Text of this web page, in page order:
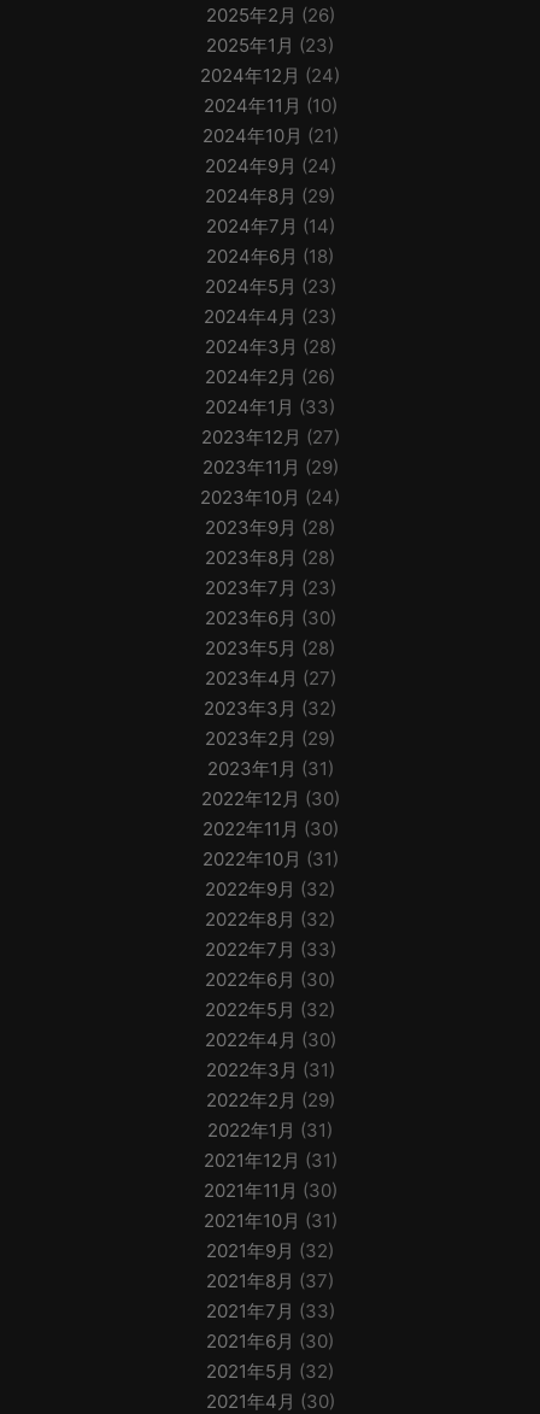
2025年2月 (26)
2025年1月 (23)
2024年12月 (24)
2024年11月 (10)
2024年10月 (21)
2024年9月 (24)
2024年8月 (29)
2024年7月 (14)
2024年6月 (18)
2024年5月 (23)
2024年4月 (23)
2024年3月 (28)
2024年2月 (26)
2024年1月 (33)
2023年12月 (27)
2023年11月 (29)
2023年10月 (24)
2023年9月 (28)
2023年8月 (28)
2023年7月 (23)
2023年6月 (30)
2023年5月 (28)
2023年4月 (27)
2023年3月 (32)
2023年2月 (29)
2023年1月 (31)
2022年12月 (30)
2022年11月 (30)
2022年10月 (31)
2022年9月 (32)
2022年8月 (32)
2022年7月 (33)
2022年6月 (30)
2022年5月 (32)
2022年4月 (30)
2022年3月 (31)
2022年2月 (29)
2022年1月 (31)
2021年12月 (31)
2021年11月 (30)
2021年10月 (31)
2021年9月 (32)
2021年8月 (37)
2021年7月 (33)
2021年6月 (30)
2021年5月 (32)
2021年4月 (30)